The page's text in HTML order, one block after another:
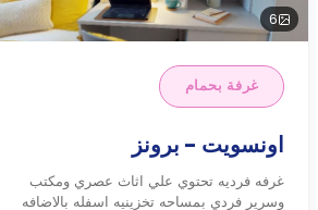
6
غرفة بحمام
اونسويت - برونز
غرفه فرديه تحتوي علي اثاث عصري ومكتب
وسرير فردي بمساحه تخزينيه اسفله بالاضافه